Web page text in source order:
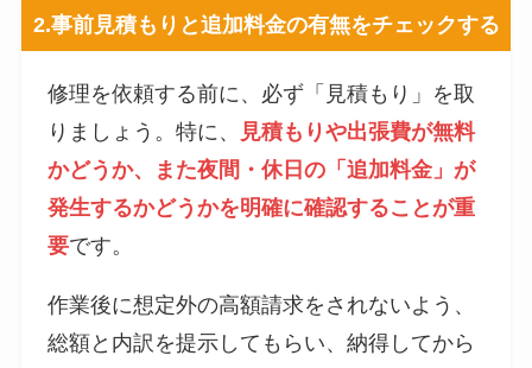
2.事前見積もりと追加料金の有無をチェックする
修理を依頼する前に、必ず「見積もり」を取
りましょう。特に、
見積もりや出張費が無料
かどうか、また夜間・休日の「追加料金」が
発生するかどうかを明確に確認することが重
要です。
作業後に想定外の高額請求をされないよう、
総額と内訳を提示してもらい、納得してから